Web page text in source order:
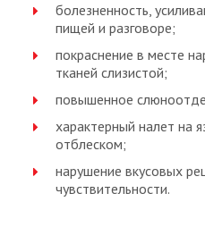
болезненность,
пищей и разговоре;
покраснение в месте
тканей слизистой;
повышенное
характерный налет на
отблеском;
нарушение вкусовых
чувствительности.